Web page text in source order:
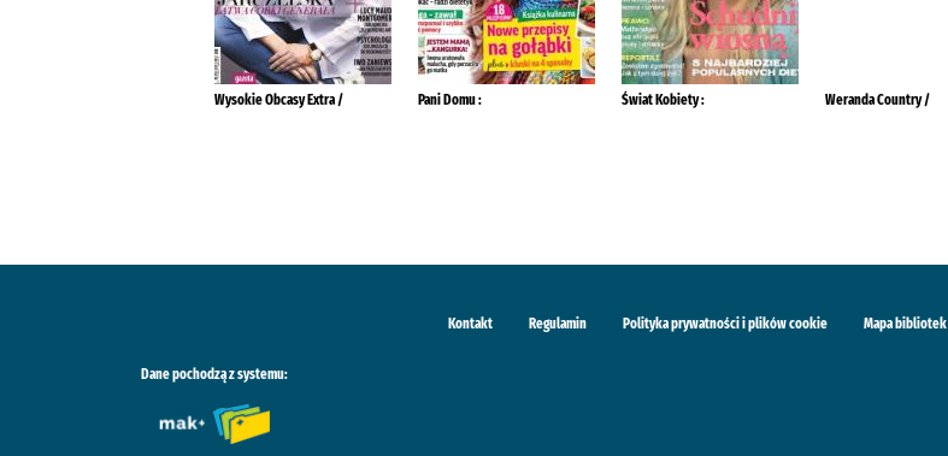
Wysokie Obcasy Extra / Pani Domu : Świat Kobiety : Weranda Country /
Kontakt Regulamin Polityka prywatności i plików cookie Mapa bibliotek
Dane pochodzą z systemu: